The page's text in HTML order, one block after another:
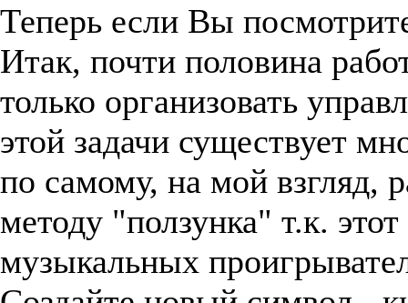
Теперь если Вы
Итак, почти половина
только организовать
этой задачи существует
по самому, на мой взгляд,
методу "ползунка" т.к.
музыкальных